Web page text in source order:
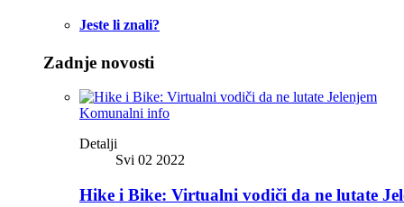
Jeste li znali?
Zadnje novosti
Komunalni info
Detalji
Svi 02 2022
Hike i Bike: Virtualni vodiči da ne lutate